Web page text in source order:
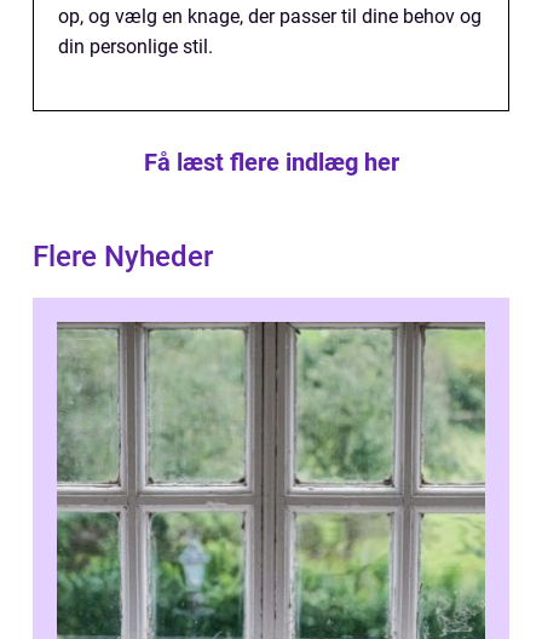
op, og vælg en knage, der passer til dine behov og
din personlige stil.
Få læst flere indlæg her
Flere Nyheder